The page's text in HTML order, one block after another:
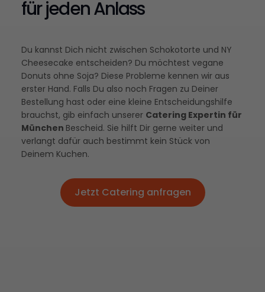
für jeden Anlass
Du kannst Dich nicht zwischen Schokotorte und NY
Cheesecake entscheiden? Du möchtest vegane
Donuts ohne Soja? Diese Probleme kennen wir aus
erster Hand. Falls Du also noch Fragen zu Deiner
Bestellung hast oder eine kleine Entscheidungshilfe
brauchst, gib einfach unserer Catering Expertin für
München Bescheid. Sie hilft Dir gerne weiter und
verlangt dafür auch bestimmt kein Stück von
Deinem Kuchen.
Jetzt Catering anfragen
Jetzt Catering anfragen